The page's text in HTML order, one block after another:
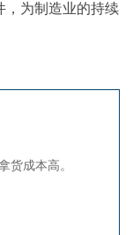
，为制造业的持续
货成本高。